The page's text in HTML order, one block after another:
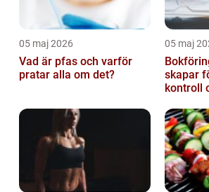
05 maj 2026
Vad är pfas och varför
pratar alla om det?
05 maj
skapar
kontroll